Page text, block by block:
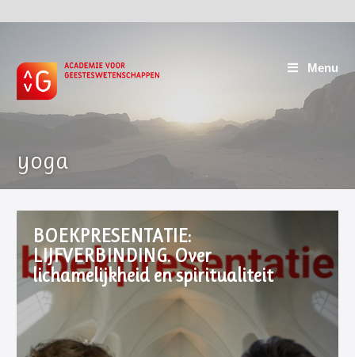
Menu
yoga
BOEKPRESENTATIE:
LIJFVERBINDING. Over
lichamelijkheid en spiritualiteit